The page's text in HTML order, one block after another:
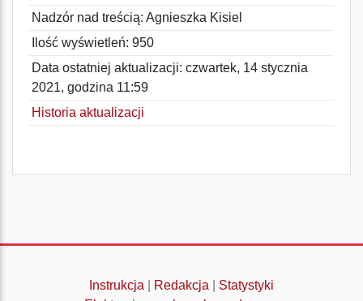
Nadzór nad treścią: Agnieszka Kisiel
Ilość wyświetleń: 950
Data ostatniej aktualizacji: czwartek, 14 stycznia
2021, godzina 11:59
Historia aktualizacji
Instrukcja Redakcja
Statystyki